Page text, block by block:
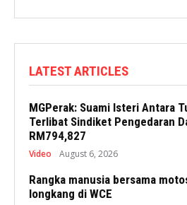
LATEST ARTICLES
MGPerak: Suami Isteri Antara
Terlibat Sindiket Pengedaran
RM794,827
Video August 6, 2026
Rangka manusia bersama
longkang di WCE